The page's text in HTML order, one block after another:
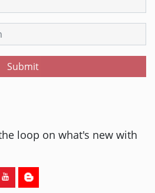
Submit
loop on what's new with